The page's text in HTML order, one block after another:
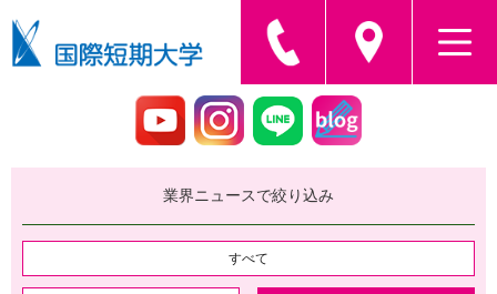
業界ニュースで絞り込み
すべて